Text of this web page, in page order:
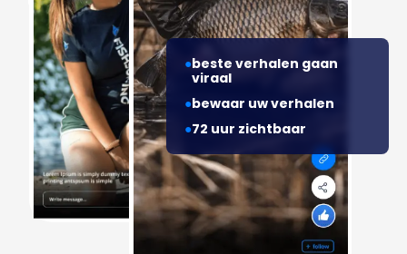
beste verhalen gaan
viraal
bewaar uw verhalen
72 uur zichtbaar